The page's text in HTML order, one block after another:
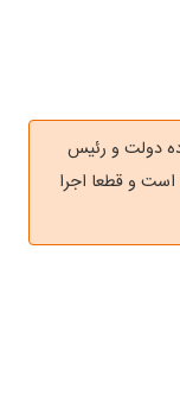
دولت و رئیس
است و قطعا اجرا